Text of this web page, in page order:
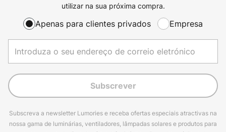
utilizar na sua próxima compra.
Apenas para clientes privados Empresa
Subscrever
Subscreva a newsletter Lumories e receba ofertas especiais atractivas na
nossa gama de luminárias, ventiladores, lâmpadas solares e produtos para